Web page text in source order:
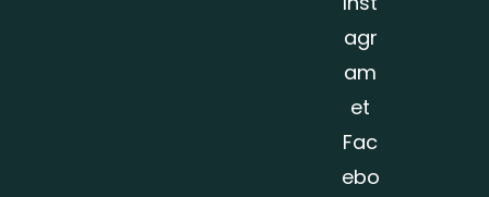
agr
am
et
Fac
ebo